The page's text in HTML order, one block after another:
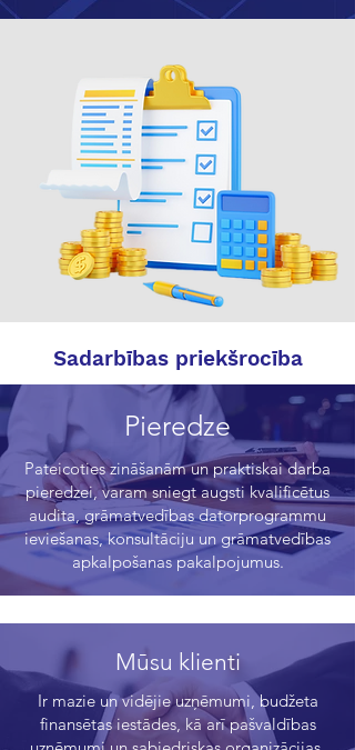
Sadarbības priekšrocība
Pieredze
Pateicoties zināšanām un praktiskai darba
pieredzei, varam sniegt augsti kvalificētus
audita, grāmatvedības datorprogrammu
ieviešanas, konsultāciju un grāmatvedības
apkalpošanas pakalpojumus.
Mūsu klienti
Ir mazie un vidējie uzņēmumi, budžeta
finansētas iestādes, kā arī pašvaldības